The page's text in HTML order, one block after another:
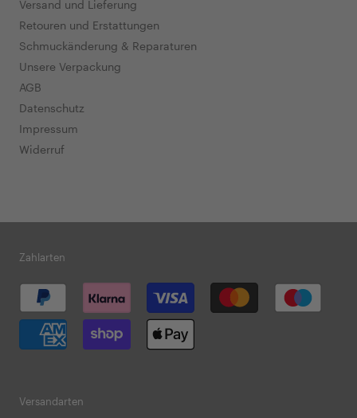
Gelbgold finden Sie bei AMOONIC auch den
Außerdem bieten wir unsere Modelle in Silber 925,
Platin, Rosegold, Rotgold und vergoldet an.
Das perfekte Modell für Ihren Gold Ring
mit blauem Stein
individuell gestalten können. Sie finden in unserem
Grace. Der Vorsteckring ist meist ein Solitärring mit
allem als Verlobungsring in Gold mit blauem Stein
ist er gut geeignet, da er später zusammen mit dem
Ehering am Ringfinger getragen werden kann. Die
Kombination ist zeitlos und viele Menschen
auffälligeres Modell, das zu besonderen
Versand und Lieferung
Retouren und Erstattungen
Schmuckänderung & Reparaturen
Unsere Verpackung
AGB
Datenschutz
Impressum
Widerruf
Zahlarten
Versandarten